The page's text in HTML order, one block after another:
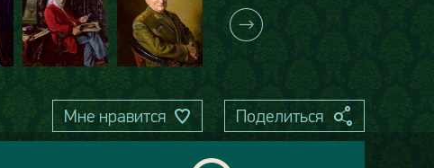
Мне нравится Поделиться